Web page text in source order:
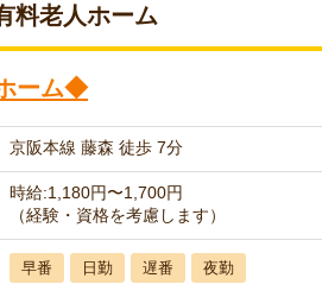
料老人ホーム
ーム◆
京阪本線 藤森 徒歩 7分
時給:1,180円〜1,700円
（経験・資格を考慮します）
早番 日勤 遅番 夜勤